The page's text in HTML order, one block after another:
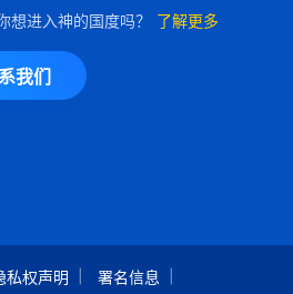
想进入神的国度吗？ 了解更多
我们
私权声明 署名信息